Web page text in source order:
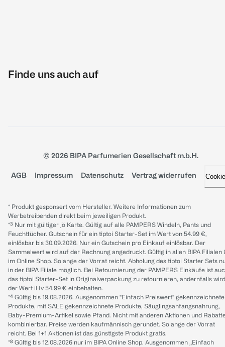
Finde uns auch auf
© 2026 BIPA Parfumerien Gesellschaft m.b.H.
AGB Impressum Datenschutz Vertrag widerrufen
* Produkt gesponsert vom Hersteller. Weitere Informationen zum
Werbetreibenden direkt beim jeweiligen Produkt.
*³ Nur mit gültiger jö Karte. Gültig auf alle PAMPERS Windeln, Pants und
Feuchttücher. Gutschein für ein tiptoi Starter-Set im Wert von 54.99 €,
einlösbar bis 30.09.2026. Nur ein Gutschein pro Einkauf einlösbar. Der
Sammelwert wird auf der Rechnung angedruckt. Gültig in allen BIPA Filialen
im Online Shop. Solange der Vorrat reicht. Abholung des tiptoi Starter Sets
in der BIPA Filiale möglich. Bei Retournierung der PAMPERS Einkäufe ist
das tiptoi Starter-Set in Originalverpackung zu retournieren, andernfalls wird
der Wert iHv 54.99 € einbehalten.
*⁴ Gültig bis 19.08.2026. Ausgenommen "Einfach Preiswert" gekennzeichnete
Produkte, mit SALE gekennzeichnete Produkte, Säuglingsanfangsnahrung,
Baby-Premium-Artikel sowie Pfand. Nicht mit anderen Aktionen und
kombinierbar. Preise werden kaufmännisch gerundet. Solange der Vorrat
reicht. Bei 1+1 Aktionen ist das günstigste Produkt gratis.
*⁸ Gültig bis 12.08.2026 nur im BIPA Online Shop. Ausgenommen „Einfach